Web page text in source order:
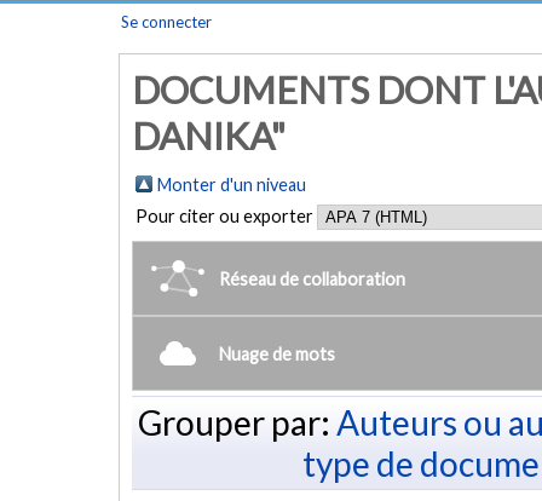
Se connecter
DOCUMENTS DONT
DANIKA"
Monter d'un niveau
Pour citer ou exporter
Réseau de collaboration
Nuage de mots
Grouper par: Auteurs ou
type de